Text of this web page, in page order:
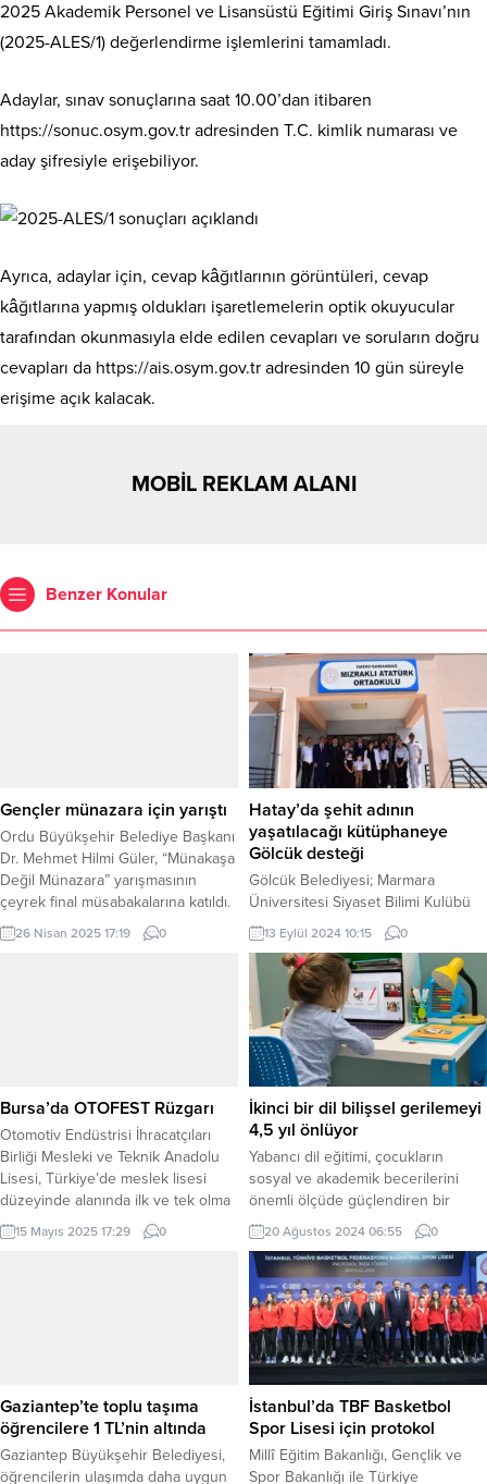
2025 Akademik Personel ve Lisansüstü Eğitimi Giriş Sınavı’nın
(2025-ALES/1) değerlendirme işlemlerini tamamladı.
Adaylar, sınav sonuçlarına saat 10.00’dan itibaren
https://sonuc.osym.gov.tr adresinden T.C. kimlik numarası ve
aday şifresiyle erişebiliyor.
Ayrıca, adaylar için, cevap kâğıtlarının görüntüleri, cevap
kâğıtlarına yapmış oldukları işaretlemelerin optik okuyucular
tarafından okunmasıyla elde edilen cevapları ve soruların doğru
cevapları da https://ais.osym.gov.tr adresinden 10 gün süreyle
erişime açık kalacak.
MOBİL REKLAM ALANI
Benzer Konular
Gençler münazara için yarıştı
Ordu Büyükşehir Belediye Başkanı
Dr. Mehmet Hilmi Güler, “Münakaşa
Değil Münazara” yarışmasının
çeyrek final müsabakalarına katıldı.
Gençlerle buluşan Başkan Güler,
“Bu toplum büyük bir gelecek vaat
26 Nisan 2025 17:19 0
Hatay’da şehit adının
yaşatılacağı kütüphaneye
Gölcük desteği
Gölcük Belediyesi; Marmara
Üniversitesi Siyaset Bilimi Kulübü
ve Şehit Kütüphaneleri Platformu iş
birliğinde, Hatay Samandağ’da
bulunan ortaokulda, Şehit
Jandarma Kıdemli Yüzbaşı Mahmut
Top’un anısı yaşatmak için
oluşturulan kütüphaneye yüzlerce
kitap hediye etti. KOCAELİ (İGFA) –
Gölcük Belediyesi, Şehit Jandarma
Kıdemli Yüzbaşı Mahmut Top’un
anısı yaşatılması için oluşturulan
kütüphaneye kitap desteğinde
bulundu....
13 Eylül 2024 10:15 0
Bursa’da OTOFEST Rüzgarı
Otomotiv Endüstrisi İhracatçıları
Birliği Mesleki ve Teknik Anadolu
Lisesi, Türkiye’de meslek lisesi
düzeyinde alanında ilk ve tek olma
özelliğine sahip “OTOFEST –
Otomotiv Lisesi Kariyer ve Tanıtım
15 Mayıs 2025 17:29 0
İkinci bir dil bilişsel gerilemeyi
4,5 yıl önlüyor
Yabancı dil eğitimi, çocukların
sosyal ve akademik becerilerini
önemli ölçüde güçlendiren bir
unsur olarak öne çıkıyor. Yeni bir dil
öğrenmek, problem çözme,
eleştirel düşünme ve hafıza gibi
zihinsel becerileri güçlendirirken
farklı kültürleri tanıma ve anlama
yeteneklerini de geliştiriyor.
İSTANBUL (İGFA) – Erken yaşta dil
öğrenimine başlamak, çocukların
yaşam boyu fayda...
20 Ağustos 2024 06:55 0
Gaziantep’te toplu taşıma
öğrencilere 1 TL’nin altında
Gaziantep Büyükşehir Belediyesi,
öğrencilerin ulaşımda daha uygun
İstanbul’da TBF Basketbol
Spor Lisesi için protokol
Millî Eğitim Bakanlığı, Gençlik ve
Spor Bakanlığı ile Türkiye